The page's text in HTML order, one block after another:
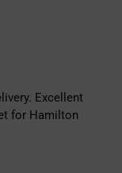
Excellent
for Hamilton